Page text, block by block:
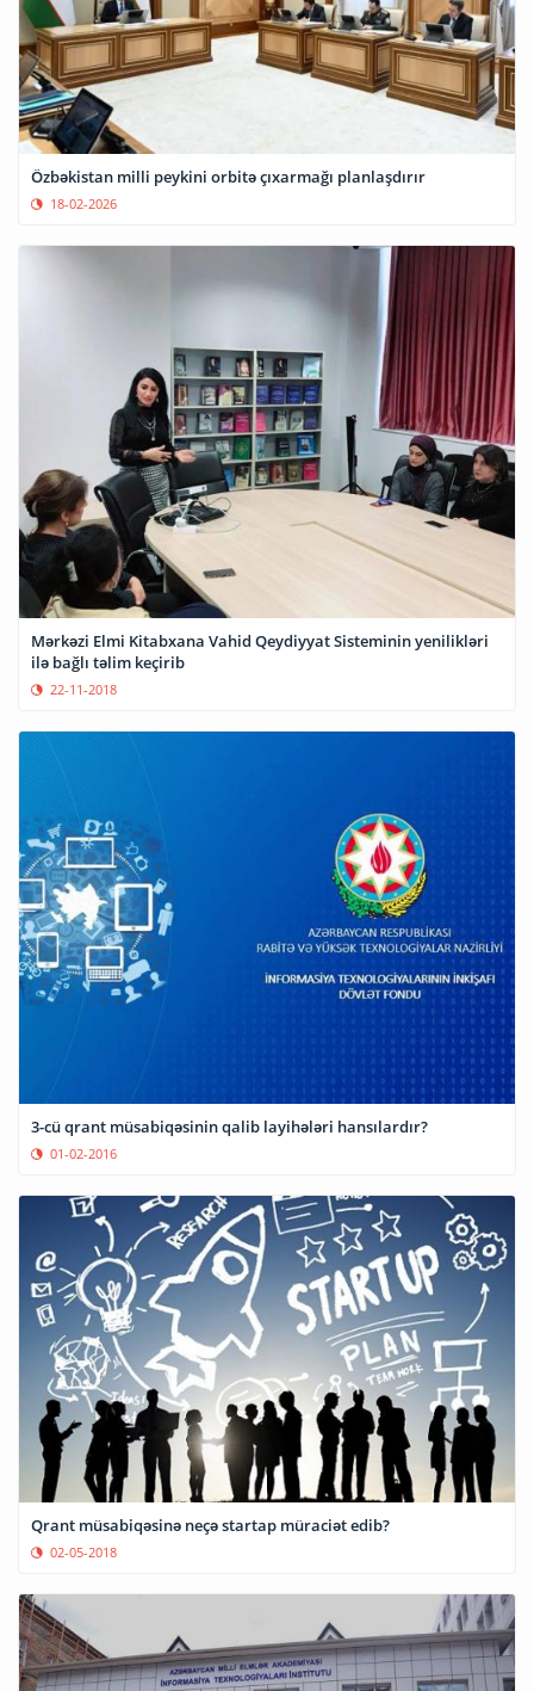
Özbəkistan milli peykini orbitə çıxarmağı planlaşdırır
18-02-2026
Mərkəzi Elmi Kitabxana Vahid Qeydiyyat Sisteminin yenilikləri
ilə bağlı təlim keçirib
22-11-2018
3-cü qrant müsabiqəsinin qalib layihələri hansılardır?
01-02-2016
Qrant müsabiqəsinə neçə startap müraciət edib?
02-05-2018